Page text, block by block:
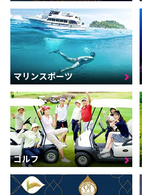
マリンスポーツ
ゴルフ